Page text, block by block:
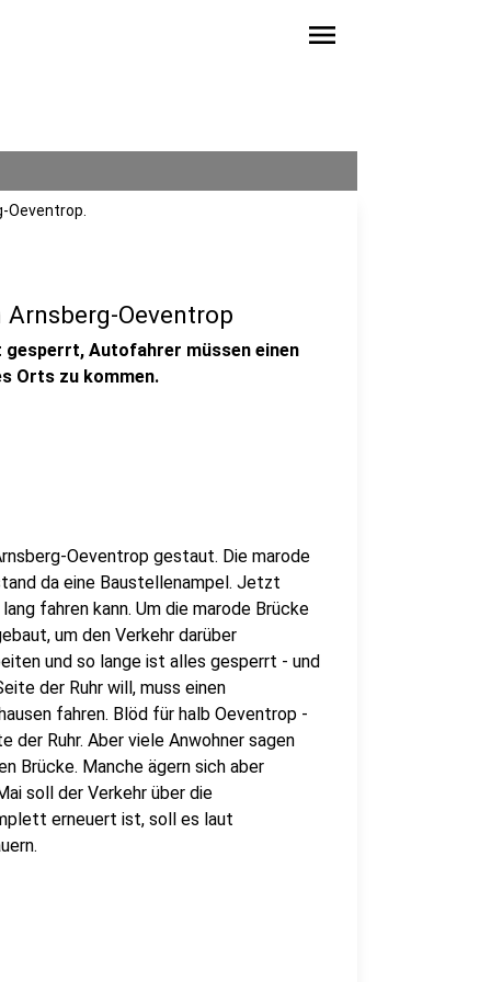
menu
Oeventrop.
Oeventrop
gesperrt, Autofahrer müssen einen
Orts zu kommen.
Oeventrop gestaut. Die marode
da eine Baustellenampel. Jetzt
fahren kann. Um die marode Brücke
um den Verkehr darüber
und so lange ist alles gesperrt - und
der Ruhr will, muss einen
fahren. Blöd für halb Oeventrop -
der Ruhr. Aber viele Anwohner sagen
Brücke. Manche ägern sich aber
soll der Verkehr über die
erneuert ist, soll es laut